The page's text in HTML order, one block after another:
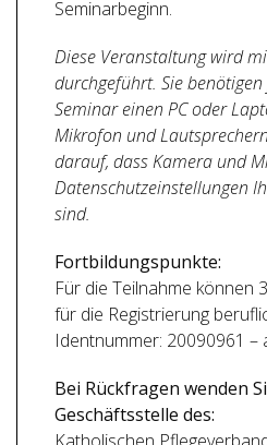
Seminarbeginn.
Diese Veranstaltung wird
durchgeführt. Sie
Seminar einen PC oder
Mikrofon und
darauf, dass Kamera und
Datenschutzeinstellungen
sind.
Fortbildungspunkte:
Für die Teilnahme können
für die Registrierung
Identnummer: 20090961
Bei Rückfragen wenden
Geschäftsstelle des: